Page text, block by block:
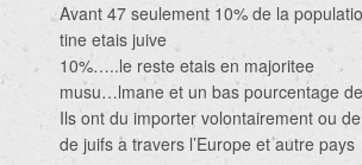
Avant 47 seulement 10% de la
tine etais juive
10%…..le reste etais en majoritee
musu…lmane et un bas pourcentage
Ils ont du importer volontairement ou
de juifs a travers l’Europe et autre pays